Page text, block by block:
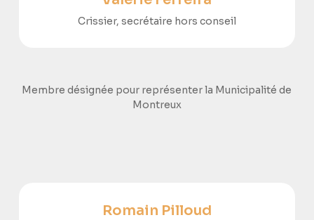
Crissier, secrétaire hors conseil
Membre désignée pour représenter la Municipalité de
Montreux
Romain Pilloud